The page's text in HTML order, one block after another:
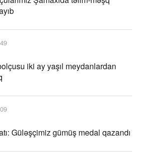
iki ay yaşıl meydanlardan
Güləşçimiz gümüş medal qazandı